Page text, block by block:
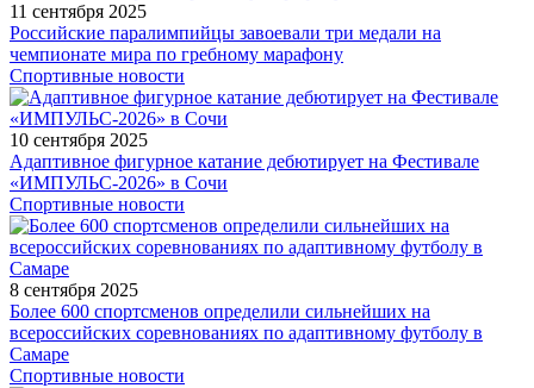
11 сентября 2025
Российские паралимпийцы завоевали три медали на
чемпионате мира по гребному марафону
Спортивные новости
10 сентября 2025
Адаптивное фигурное катание дебютирует на Фестивале
«ИМПУЛЬС-2026» в Сочи
Спортивные новости
8 сентября 2025
Более 600 спортсменов определили сильнейших на
всероссийских соревнованиях по адаптивному футболу в
Самаре
Спортивные новости